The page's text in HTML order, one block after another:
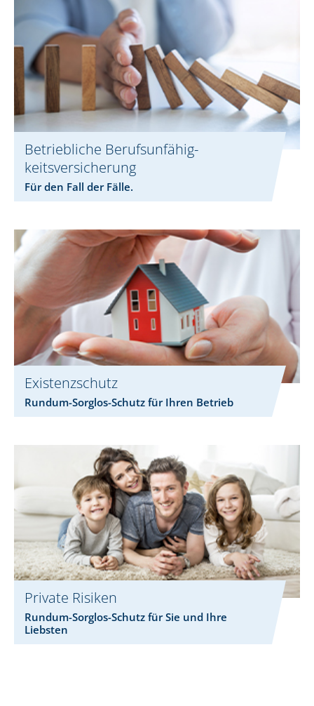
Betriebliche Berufsunfähig­
keitsversicherung
Für den Fall der Fälle.
Existenzschutz
Rundum-Sorglos-Schutz für Ihren Betrieb
Private Risiken
Rundum-Sorglos-Schutz für Sie und Ihre
Liebsten